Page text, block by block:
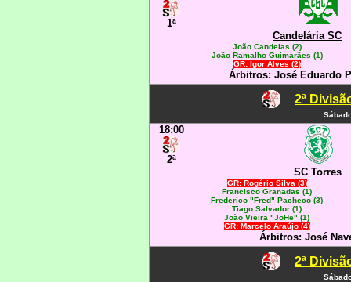
1ª
Candelária SC
João Candeias (2)
João Ramalho Guimarães (1)
GR: Igor Alves (2)
Árbitros: José Eduardo
2ª
18:00
2ª
SC Torres
GR: Rogério Silva (3)
Francisco Granadas (1)
Frederico "Fred" Pacheco (3)
Tiago Salvador (1)
João Vieira "JoHe" (1)
GR: Marcelo Araújo (4)
Árbitros: José
2ª